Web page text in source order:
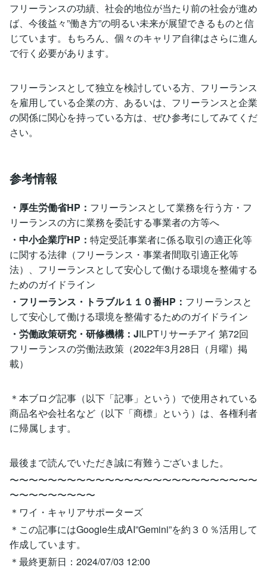
フリーランスの功績、社会的地位が当たり前の社会が進め
ば、今後益々”働き方”の明るい未来が展望できるものと信
じています。もちろん、個々のキャリア自律はさらに進ん
で行く必要があります。
フリーランスとして独立を検討している方、フリーランス
を雇用している企業の方、あるいは、フリーランスと企業
の関係に関心を持っている方は、ぜひ参考にしてみてくだ
さい。
参考情報
・厚生労働省HP： フリーランスとして業務を行う方・フ
リーランスの方に業務を委託する事業者の方等へ
・中小企業庁HP： 特定受託事業者に係る取引の適正化等
に関する法律（フリーランス・事業者間取引適正化等
法）、フリーランスとして安心して働ける環境を整備する
ためのガイドライン
・フリーランス・トラブル１１０番HP： フリーランスと
して安心して働ける環境を整備するためのガイドライン
・労働政策研究・研修機構：JILPTリサーチアイ 第72回
フリーランスの労働法政策（2022年3月28日（月曜）掲
載）
＊本ブログ記事（以下「記事」という）で使用されている
商品名や会社名など（以下「商標」という）は、各権利者
に帰属します。
最後まで読んでいただき誠に有難うございました。
〜〜〜〜〜〜〜〜〜〜〜〜〜〜〜〜〜〜〜〜〜〜〜〜〜〜
〜〜〜〜〜〜〜〜〜
＊ワイ・キャリアサポーターズ
＊この記事にはGoogle生成AI”Gemini”を約３０％活用して
作成しています。
＊最終更新日：2024/07/03 12:00